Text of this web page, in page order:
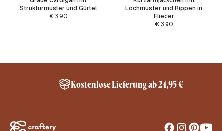
Strukturmuster und Gürtel
€3.90
Lochmuster und Rippen in
Flieder
€3.90
Kostenlose Lieferung ab 24,95 €